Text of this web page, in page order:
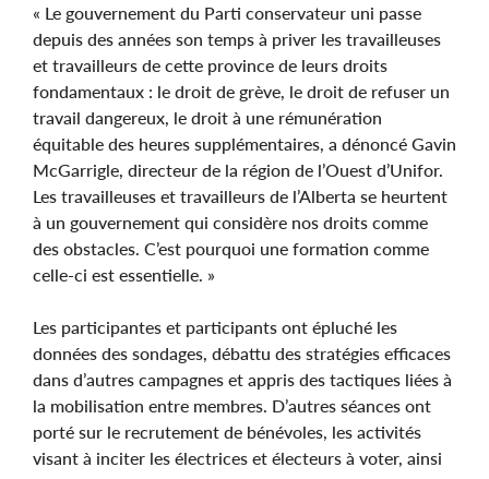
« Le gouvernement du Parti conservateur uni passe
depuis des années son temps à priver les travailleuses
et travailleurs de cette province de leurs droits
fondamentaux : le droit de grève, le droit de refuser un
travail dangereux, le droit à une rémunération
équitable des heures supplémentaires, a dénoncé Gavin
McGarrigle, directeur de la région de l’Ouest d’Unifor.
Les travailleuses et travailleurs de l’Alberta se heurtent
à un gouvernement qui considère nos droits comme
des obstacles. C’est pourquoi une formation comme
celle-ci est essentielle. »
Les participantes et participants ont épluché les
données des sondages, débattu des stratégies efficaces
dans d’autres campagnes et appris des tactiques liées à
la mobilisation entre membres. D’autres séances ont
porté sur le recrutement de bénévoles, les activités
visant à inciter les électrices et électeurs à voter, ainsi